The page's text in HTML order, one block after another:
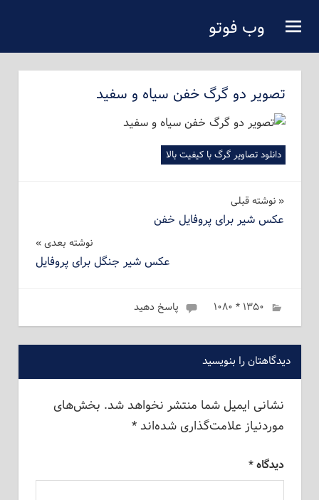
محتوای
اصلی
وب فوتو
تصویر دو گرگ خفن سیاه و سفید
دانلود تصاویر گرگ با کیفیت بالا
راهبری
نوشته
نوشته‌ قبلی
عکس شیر برای پروفایل خفن
نوشته بعدی
عکس شیر جنگل برای پروفایل
ژانویه 6, 2023
admin
۱۳۵۰ * ۱۰۸۰ پاسخ دهید
دیدگاهتان را بنویسید
نشانی ایمیل شما منتشر نخواهد شد. بخش‌های
موردنیاز علامت‌گذاری شده‌اند*
دیدگاه*